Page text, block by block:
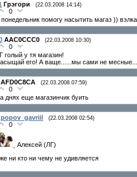
Грэгори (22.03.2008 14:14)
0
помогу насытить магаз ))
AAC0CCC0 (22.03.2008 10:30)
0
голый у тя магазин!
его! А ваще......мы сами не
AFD0C8CA (22.03.2008 07:59)
0
днях еще магазинчик буить
popov_gavriil (22.03.2008 02:54)
0
Алексей (ЛГ)
ни кто ни чему не удивляется